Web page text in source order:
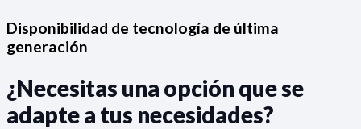
Disponibilidad de tecnología de última
generación
¿Necesitas una opción que se
adapte a tus necesidades?